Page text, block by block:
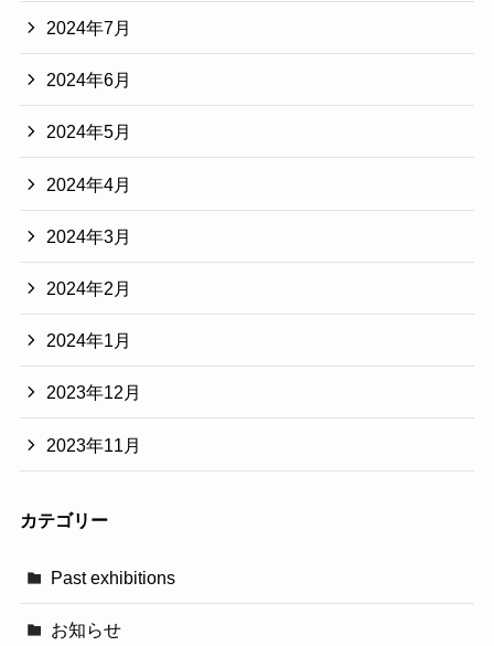
2024年7月
2024年6月
2024年5月
2024年4月
2024年3月
2024年2月
2024年1月
2023年12月
2023年11月
カテゴリー
Past exhibitions
お知らせ